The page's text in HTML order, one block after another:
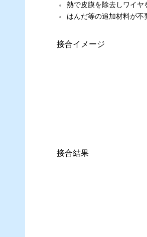
熱で皮膜を除去しワイ
はんだ等の追加材料が不
接合イメージ
接合結果